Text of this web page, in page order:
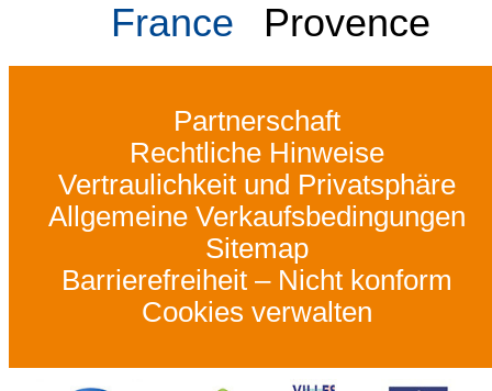
France Provence
Partnerschaft
Rechtliche Hinweise
Vertraulichkeit und Privatsphäre
Allgemeine Verkaufsbedingungen
Sitemap
Barrierefreiheit – Nicht konform
Cookies verwalten